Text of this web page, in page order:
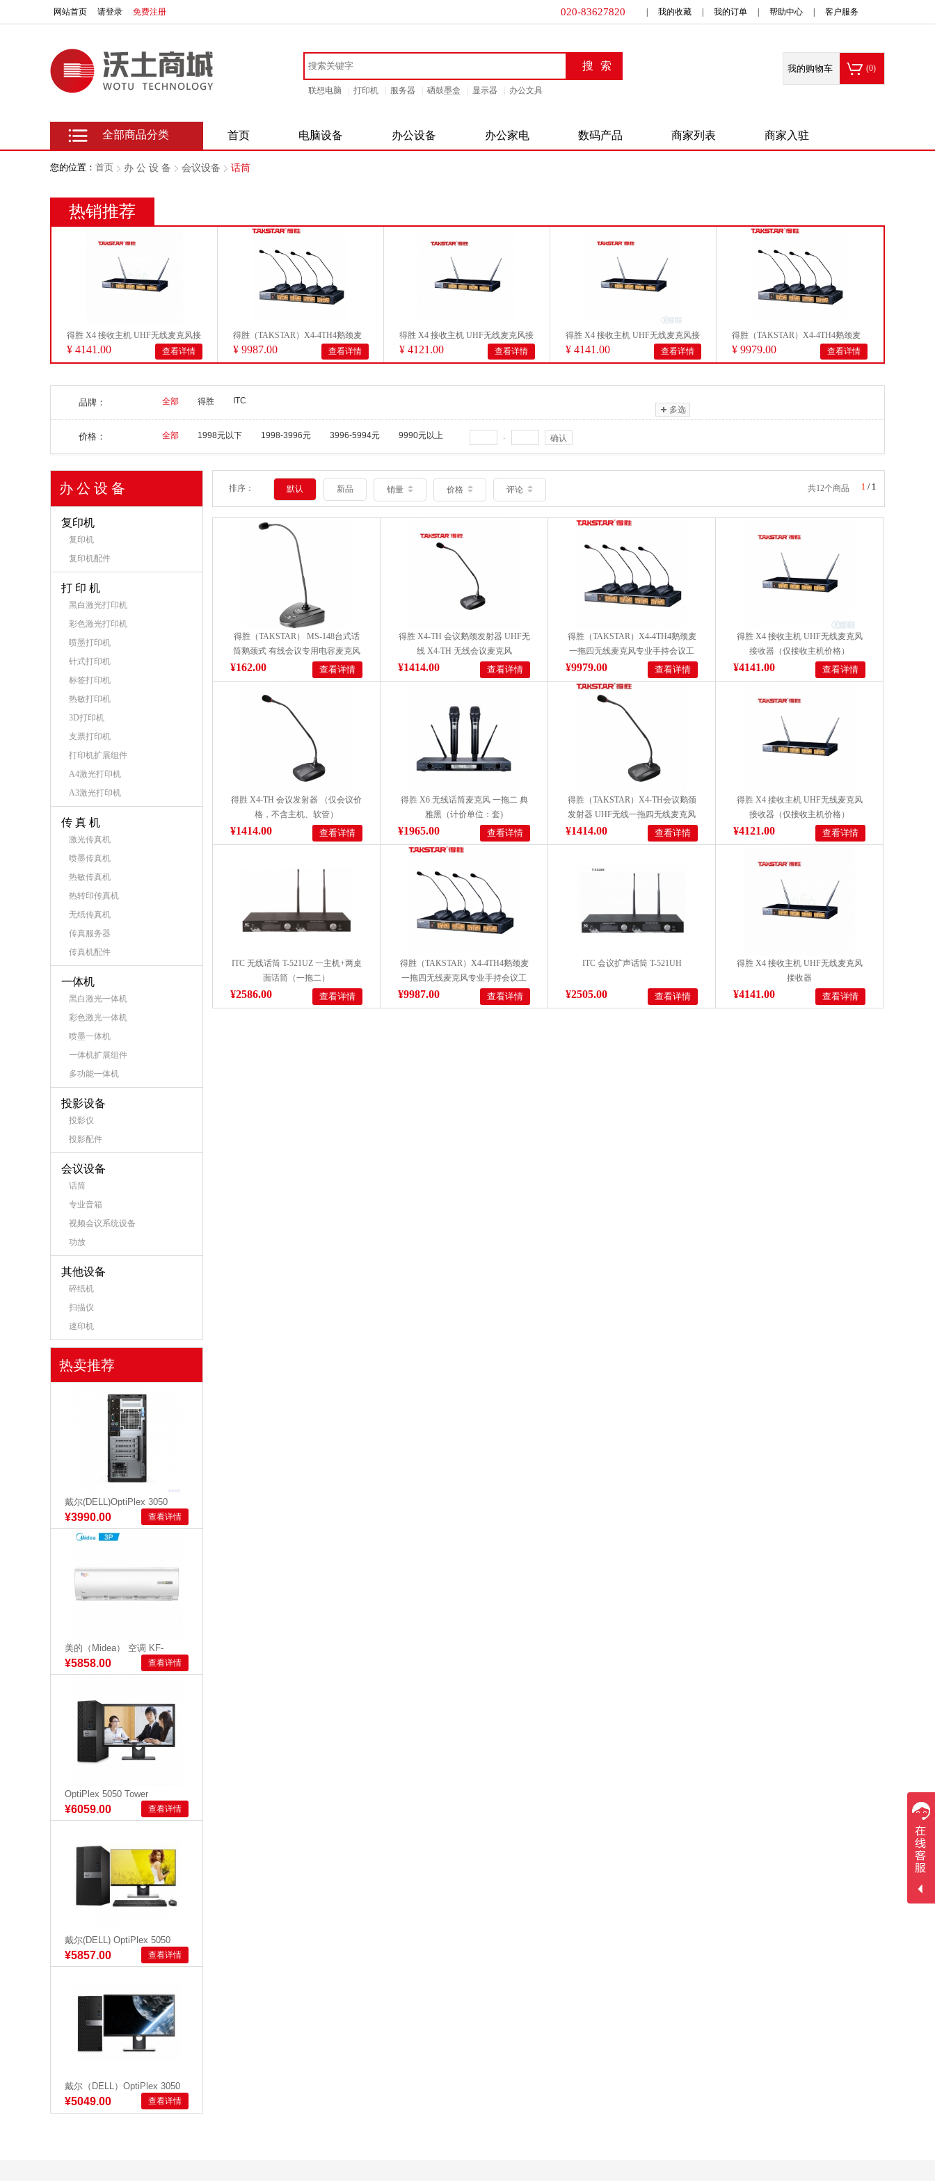
网站首页 请登录 免费注册 020-83627820 我的收藏 我的订单 帮助中心 客户服务
联想电脑 打印机 服务器 硒鼓墨盒 显示器 办公文具
我的购物车 (0)
全部商品分类 首页 电脑设备 办公设备 办公家电 数码产品 商家列表 商家入驻
您的位置： 首页 办 公 设 备 会议设备 话筒
热销推荐
得胜 X4 接收主机 UHF无线麦克风接
收器
¥ 4141.00 查看详情
得胜（TAKSTAR）X4-4TH4鹅颈麦
一拖四...
¥ 9987.00 查看详情
得胜 X4 接收主机 UHF无线麦克风接
收器（仅...
¥ 4121.00 查看详情
得胜 X4 接收主机 UHF无线麦克风接
收器（仅...
¥ 4141.00 查看详情
得胜（TAKSTAR）X4-4TH4鹅颈麦
一拖四...
¥ 9979.00 查看详情
品牌： 全部 得胜
ITC
多选
价格： 全部 1998元以下 1998-3996元 3996-5994元 9990元以上 - 确认
办 公 设 备
复印机
复印机
复印机配件
打 印 机
黑白激光打印机
彩色激光打印机
喷墨打印机
针式打印机
标签打印机
热敏打印机
3D打印机
支票打印机
打印机扩展组件
A4激光打印机
A3激光打印机
传 真 机
激光传真机
喷墨传真机
热敏传真机
热转印传真机
无纸传真机
传真服务器
传真机配件
一体机
黑白激光一体机
彩色激光一体机
喷墨一体机
一体机扩展组件
多功能一体机
投影设备
投影仪
投影配件
会议设备
话筒
专业音箱
视频会议系统设备
功放
其他设备
碎纸机
扫描仪
速印机
热卖推荐
戴尔(DELL)OptiPlex 3050
Tower 0031...
¥3990.00 查看详情
美的（Midea） 空调 KF-
72GW/Y-DA400(D2)
¥5858.00 查看详情
OptiPlex 5050 Tower
240183：I5-65...
¥6059.00 查看详情
戴尔(DELL) OptiPlex 5050
Tower 240...
¥5857.00 查看详情
戴尔（DELL）OptiPlex 3050
Tower 0031...
¥5049.00 查看详情
排序： 默认 新品 销量 价格 评论 共12个商品 1 / 1
得胜（TAKSTAR） MS-148台式话
筒鹅颈式 有线会议专用电容麦克风
¥162.00 查看详情
得胜 X4-TH 会议鹅颈发射器 UHF无
线 X4-TH 无线会议麦克风
¥1414.00 查看详情
得胜（TAKSTAR）X4-4TH4鹅颈麦
一拖四无线麦克风专业手持会议工
程KTV演讲主持话筒 黑色
¥9979.00 查看详情
得胜 X4 接收主机 UHF无线麦克风
接收器（仅接收主机价格）
¥4141.00 查看详情
得胜 X4-TH 会议发射器 （仅会议价
格，不含主机、软管）
¥1414.00 查看详情
得胜 X6 无线话筒麦克风 一拖二 典
雅黑（计价单位：套)
¥1965.00 查看详情
得胜（TAKSTAR）X4-TH会议鹅颈
发射器 UHF无线一拖四无线麦克风
专业手持会议工程KTV演讲主持
¥1414.00 查看详情
得胜 X4 接收主机 UHF无线麦克风
接收器（仅接收主机价格）
¥4121.00 查看详情
ITC 无线话筒 T-521UZ 一主机+两桌
面话筒（一拖二）
¥2586.00 查看详情
得胜（TAKSTAR）X4-4TH4鹅颈麦
一拖四无线麦克风专业手持会议工
程KTV演讲主持话筒 黑色
¥9987.00 查看详情
ITC 会议扩声话筒 T-521UH
¥2505.00 查看详情
得胜 X4 接收主机 UHF无线麦克风
接收器
¥4141.00 查看详情